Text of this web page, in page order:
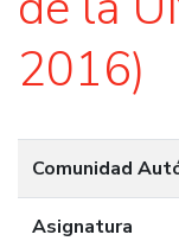
2016)
Comunidad
Asignatura